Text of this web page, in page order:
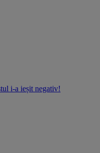
i-a ieșit negativ!